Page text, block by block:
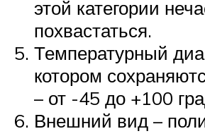
этой категории
похвастаться.
Температурный
котором
– от -45 до +100
Внешний вид –